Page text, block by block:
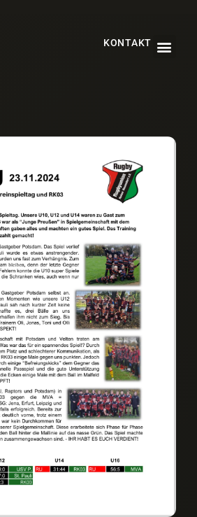
KONTAKT